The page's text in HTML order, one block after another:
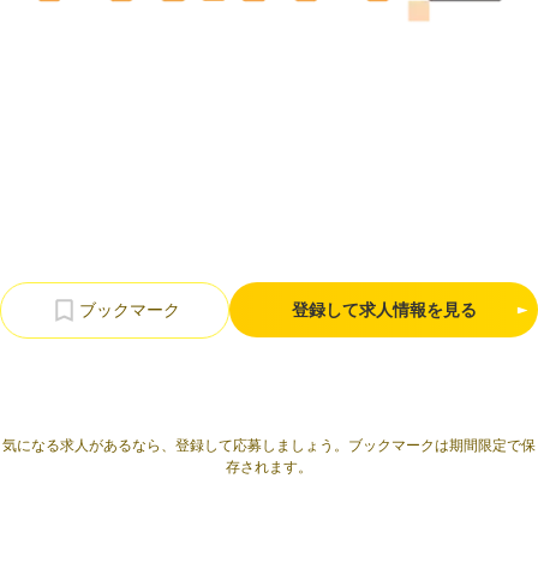
パートナーの方へ
登録して求人情報を見る
気になる求人があるなら、登録して応募しましょう。ブックマークは期間限定で保
存されます。